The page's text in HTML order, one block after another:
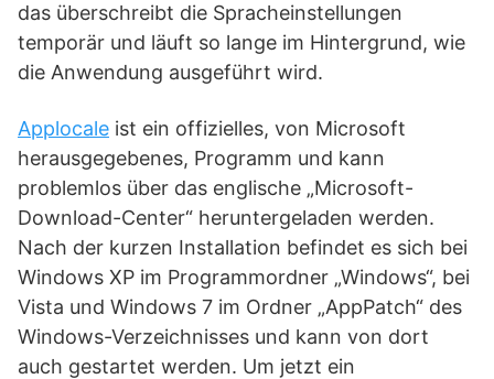
das überschreibt die Spracheinstellungen
temporär und läuft so lange im Hintergrund, wie
die Anwendung ausgeführt wird.
Applocale ist ein offizielles, von Microsoft
herausgegebenes, Programm und kann
problemlos über das englische „Microsoft-
Download-Center“ heruntergeladen werden.
Nach der kurzen Installation befindet es sich bei
Windows XP im Programmordner „Windows“, bei
Vista und Windows 7 im Ordner „AppPatch“ des
Windows-Verzeichnisses und kann von dort
auch gestartet werden. Um jetzt ein